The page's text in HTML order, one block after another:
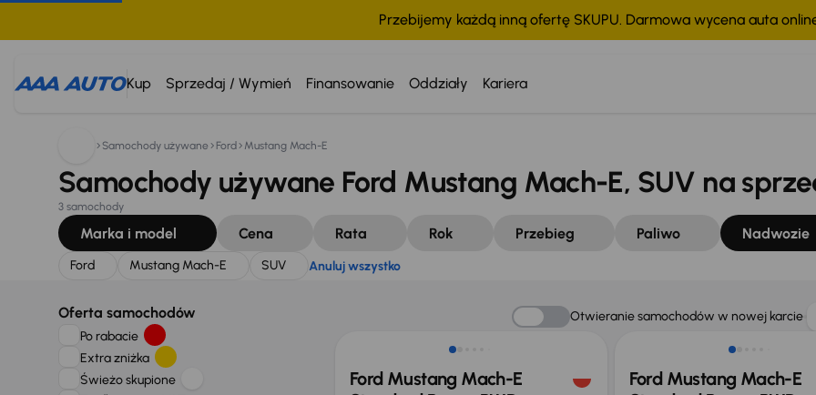
Przebijemy każdą inną ofertę SKUPU. Darmowa wycena auta
Kup Sprzedaj / Wymień Finansowanie Oddziały Kariera
Szukam: Anuluj wszystko
Samochody używane Ford Mustang Mach-E
Samochody używane Ford Mustang Mach-E, SUV na
3 samochody
Marka i model Cena Rata Rok Przebieg Paliwo Nadwozie
Ford Mustang Mach-E SUV Anuluj wszystko
Oferta samochodów
Po rabacie
Extra zniżka
Świeżo skupione
Otwieranie samochodów w nowej karcie
Ford Mustang Mach-E
Taniej o 1 500 zł
Ford Mustang Mach-E